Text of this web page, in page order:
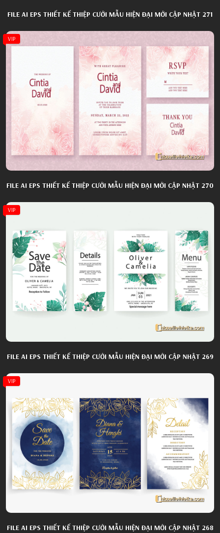
FILE AI EPS THIẾT KẾ THIỆP CƯỚI MẪU HIỆN ĐẠI MỚI CẬP NHẬT 271
VIP
FILE AI EPS THIẾT KẾ THIỆP CƯỚI MẪU HIỆN ĐẠI MỚI CẬP NHẬT 270
VIP
FILE AI EPS THIẾT KẾ THIỆP CƯỚI MẪU HIỆN ĐẠI MỚI CẬP NHẬT 269
VIP
FILE AI EPS THIẾT KẾ THIỆP CƯỚI MẪU HIỆN ĐẠI MỚI CẬP NHẬT 268